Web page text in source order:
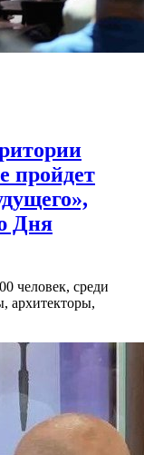
пройдет
Дня
человек, среди
архитекторы,